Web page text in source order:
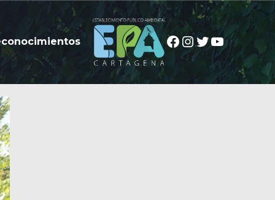
Facebook
Instagram
Twitter
YouTube